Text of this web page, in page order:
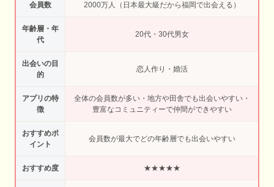
会員数 2000万人（日本最大級だから福岡で出会える）
年齢層・年
代
20代・30代男女
出会いの目
的
恋人作り・婚活
アプリの特
徴
全体の会員数が多い・地方や田舎でも出会いやすい・
豊富なコミュニティーで仲間ができやすい
おすすめポ
イント
会員数が最大でどの年齢層でも出会いやすい
おすすめ度 ★★★★★